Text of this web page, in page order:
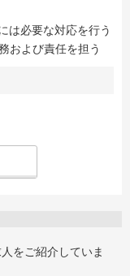
は必要な対応を行う
および責任を担う
をご紹介していま